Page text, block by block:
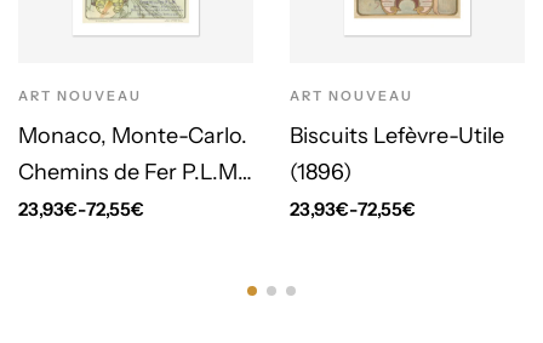
ART NOUVEAU
Monaco, Monte-Carlo.
Chemins de Fer P.L.M.
(1897)
23,93€-72,55€
ART NOUVEAU
Biscuits Lefèvre-Utile
(1896)
23,93€-72,55€